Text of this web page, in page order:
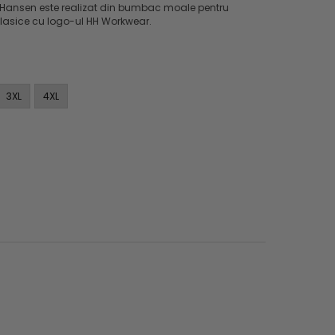
este realizat din bumbac moale pentru
cu logo-ul HH Workwear.
3XL 4XL